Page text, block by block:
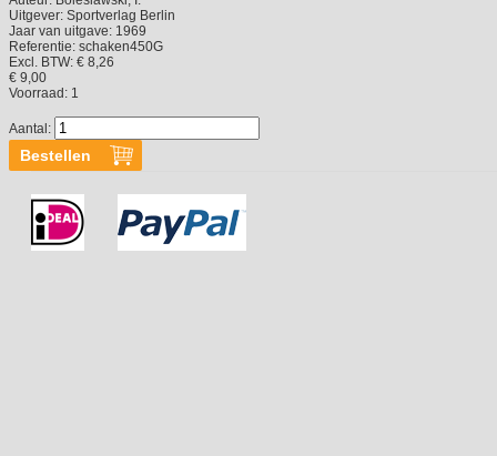
Uitgever: Sportverlag Berlin
Jaar van uitgave: 1969
Referentie: schaken450G
Excl. BTW: € 8,26
€ 9,00
Voorraad: 1
Aantal: